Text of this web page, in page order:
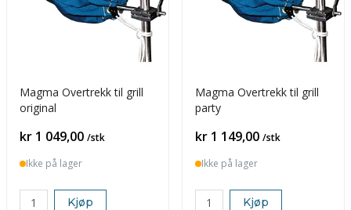
Magma Overtrekk til grill
original
Pris
kr 1 049,00 /stk
Ikke på lager
Kjøp
Magma Overtrekk til grill
party
Pris
kr 1 149,00 /stk
Ikke på lager
Kjøp